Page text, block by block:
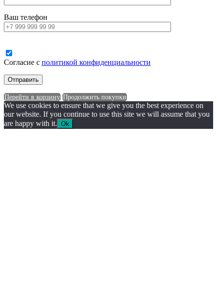
Ваш телефон
Согласие с политикой конфиденциальности
Перейти в корзину Продолжить покупки
We use cookies to ensure that we give you the best experience on
our website. If you continue to use this site we will assume that you
are happy with it. Ok